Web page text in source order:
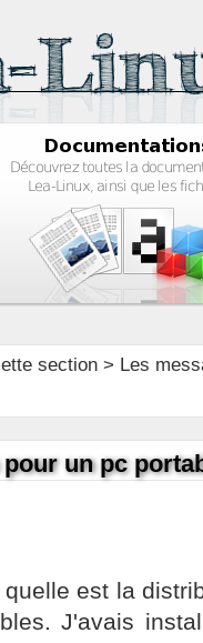
section> Les
un pc
est la
J'avais